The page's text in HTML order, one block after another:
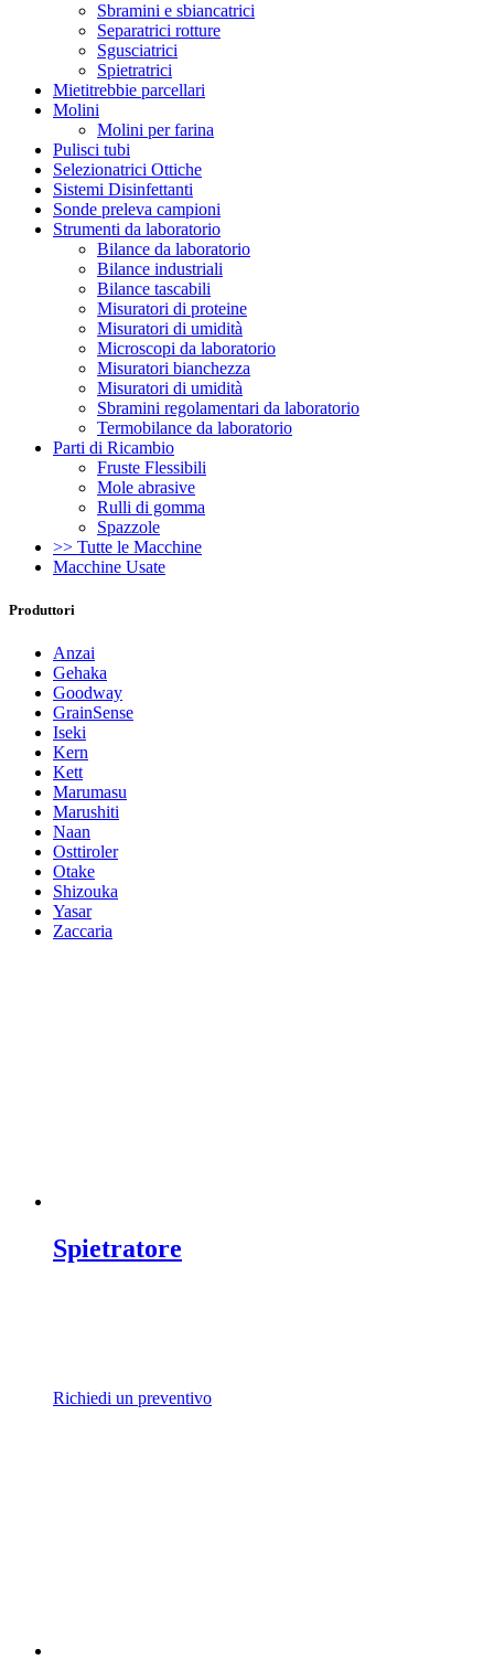
Sbramini e sbiancatrici
Separatrici rotture
Sgusciatrici
Spietratrici
Mietitrebbie parcellari
Molini
Molini per farina
Pulisci tubi
Selezionatrici Ottiche
Sistemi Disinfettanti
Sonde preleva campioni
Strumenti da laboratorio
Bilance da laboratorio
Bilance industriali
Bilance tascabili
Misuratori di proteine
Misuratori di umidità
Microscopi da laboratorio
Misuratori bianchezza
Misuratori di umidità
Sbramini regolamentari da laboratorio
Termobilance da laboratorio
Parti di Ricambio
Fruste Flessibili
Mole abrasive
Rulli di gomma
Spazzole
>> Tutte le Macchine
Macchine Usate
Produttori
Anzai
Gehaka
Goodway
GrainSense
Iseki
Kern
Kett
Marumasu
Marushiti
Naan
Osttiroler
Otake
Shizouka
Yasar
Zaccaria
Spietratore
Richiedi un preventivo